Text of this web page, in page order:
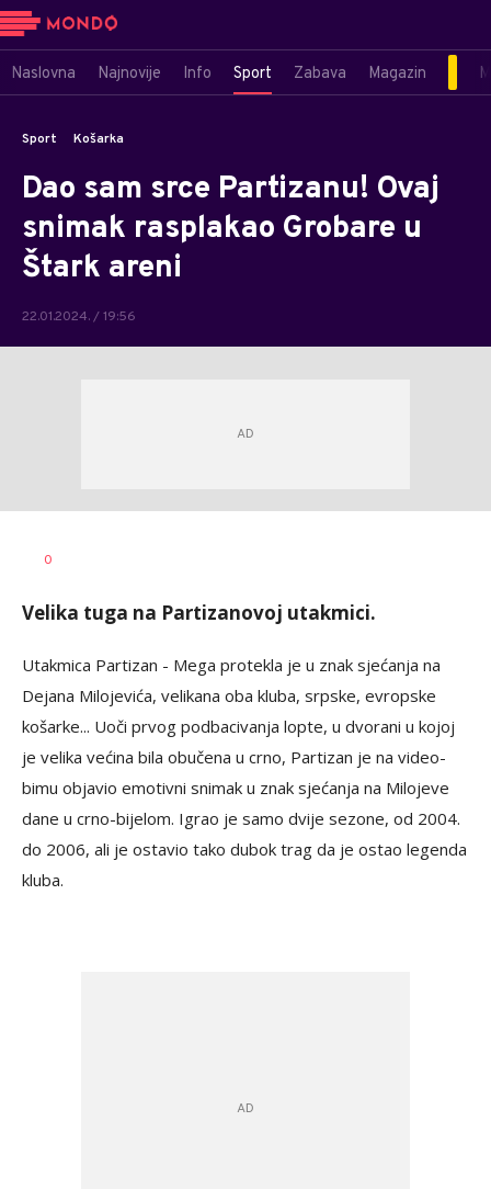
Naslovna Najnovije Info Sport Zabava Magazin
Sport Košarka
Dao sam srce Partizanu! Ovaj
snimak rasplakao Grobare u
Štark areni
22.01.2024. / 19:56
0
Velika tuga na Partizanovoj utakmici.
Utakmica Partizan - Mega protekla je u znak sjećanja na
Dejana Milojevića, velikana oba kluba, srpske, evropske
košarke... Uoči prvog podbacivanja lopte, u dvorani u kojoj
je velika većina bila obučena u crno, Partizan je na video-
bimu objavio emotivni snimak u znak sjećanja na Milojeve
dane u crno-bijelom. Igrao je samo dvije sezone, od 2004.
do 2006, ali je ostavio tako dubok trag da je ostao legenda
kluba.